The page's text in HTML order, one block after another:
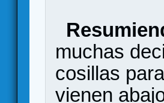
muchas
cosillas
vienen